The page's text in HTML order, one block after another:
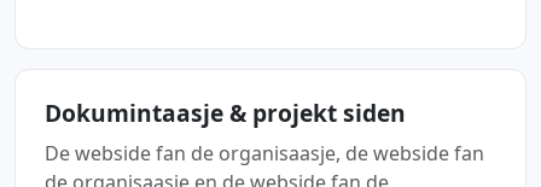
Dokumintaasje & projekt siden
De webside fan de organisaasje, de webside fan